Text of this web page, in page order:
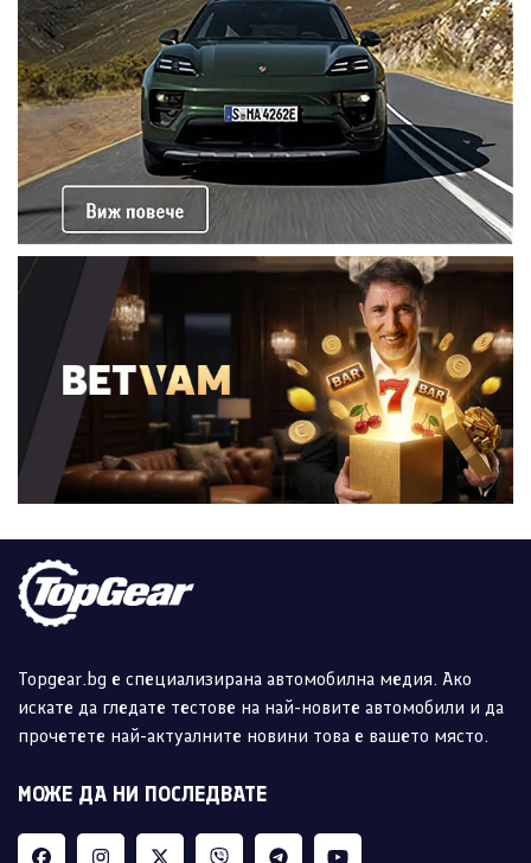
Topgear.bg е специализирана автомобилна медия. Ако
искате да гледате тестове на най-новите автомобили и да
прочетете най-актуалните новини това е вашето място.
МОЖЕ ДА НИ ПОСЛЕДВАТЕ